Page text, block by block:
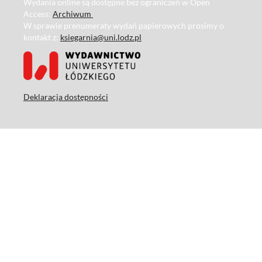
Wydania online są dostępne bez ograniczeń w Open
Access: Archiwum
W sprawie prenumeraty wydań papierowych prosimy o
kontakt z: ksiegarnia@uni.lodz.pl
Deklaracja dostępności